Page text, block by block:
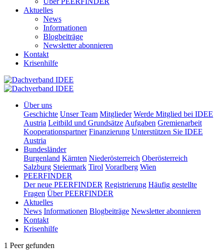
Aktuelles
News
Informationen
Blogbeiträge
Newsletter abonnieren
Kontakt
Krisenhilfe
Über uns
Geschichte Unser Team Mitglieder Werde Mitglied bei IDEE
Austria Leitbild und Grundsätze Aufgaben Gremienarbeit
Kooperationspartner Finanzierung Unterstützen Sie IDEE
Austria
Bundesländer
Burgenland Kärnten Niederösterreich Oberösterreich
Salzburg Steiermark Tirol Vorarlberg Wien
PEERFINDER
Der neue PEERFINDER Registrierung Häufig gestellte
Fragen Über PEERFINDER
Aktuelles
News Informationen Blogbeiträge Newsletter abonnieren
Kontakt
Krisenhilfe
1 Peer gefunden